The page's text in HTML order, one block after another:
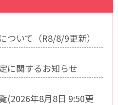
ついて（R8/8/9更新）
に関するお知らせ
(2026年8月8日 9:50更